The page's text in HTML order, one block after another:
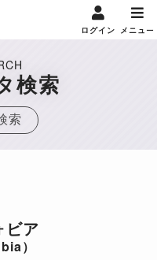
ログイン メニュー
検索
索
ビア
）